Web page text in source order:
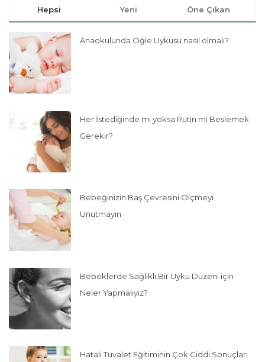
Hepsi Yeni Öne Çıkan
Anaokulunda Öğle Uykusu nasıl olmalı?
Her İstediğinde mi yoksa Rutin mi Beslemek
Gerekir?
Bebeğinizin Baş Çevresini Ölçmeyi
Unutmayın
Bebeklerde Sağlıklı Bir Uyku Düzeni için
Neler Yapmalıyız?
Hatalı Tuvalet Eğitiminin Çok Ciddi Sonuçları